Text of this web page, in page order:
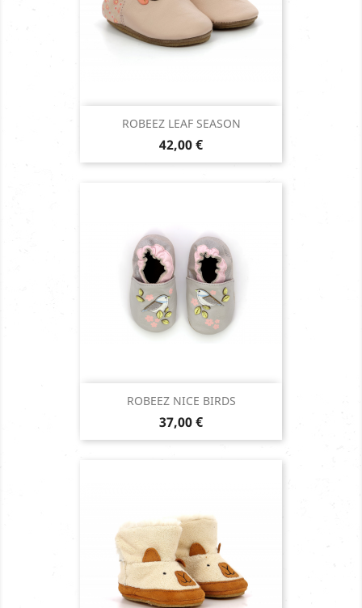
ROBEEZ LEAF SEASON
Prix
42,00 €
ROBEEZ NICE BIRDS
Prix
37,00 €